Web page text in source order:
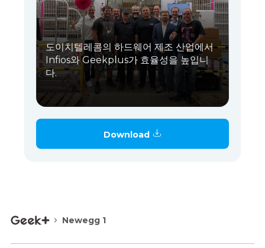
도이치텔레콤의 하드웨어 제조 산업에서
Infios와 Geekplus가 효율성을 높입니
다.
Download
Newegg 1